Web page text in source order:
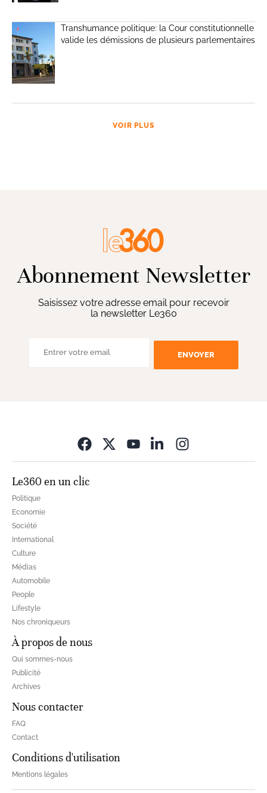
Transhumance politique: la Cour constitutionnelle
valide les démissions de plusieurs parlementaires
VOIR PLUS
Abonnement Newsletter
Saisissez votre adresse email pour recevoir
la newsletter Le360
ENVOYER
Le360 en un clic
Politique
Economie
Société
International
Culture
Médias
Automobile
People
Lifestyle
Nos chroniqueurs
À propos de nous
Qui sommes-nous
Publicité
Archives
Nous contacter
FAQ
Contact
Conditions d'utilisation
Mentions légales